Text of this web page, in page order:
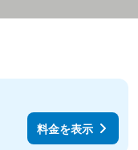
料金を表示